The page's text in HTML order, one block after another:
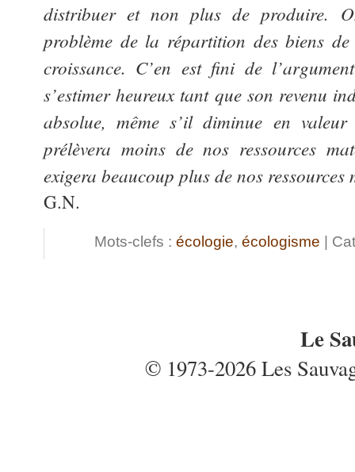
distribuer et non plus de produire.
problème de la répartition des biens
croissance. C’en est fini de
s’estimer heureux tant que son revenu
absolue, même s’il diminue en valeur
prélèvera moins de nos ressources
exigera beaucoup plus de nos ressources
G.N.
Mots-clefs : écologie, écologisme |
Le
© 1973-2026 Les